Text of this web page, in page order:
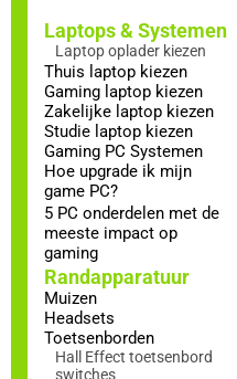
Laptops & Systemen
Laptop oplader kiezen
Thuis laptop kiezen
Gaming laptop kiezen
Zakelijke laptop kiezen
Studie laptop kiezen
Gaming PC Systemen
Hoe upgrade ik mijn
game PC?
5 PC onderdelen met de
meeste impact op
gaming
Randapparatuur
Muizen
Headsets
Toetsenborden
Hall Effect toetsenbord
switches